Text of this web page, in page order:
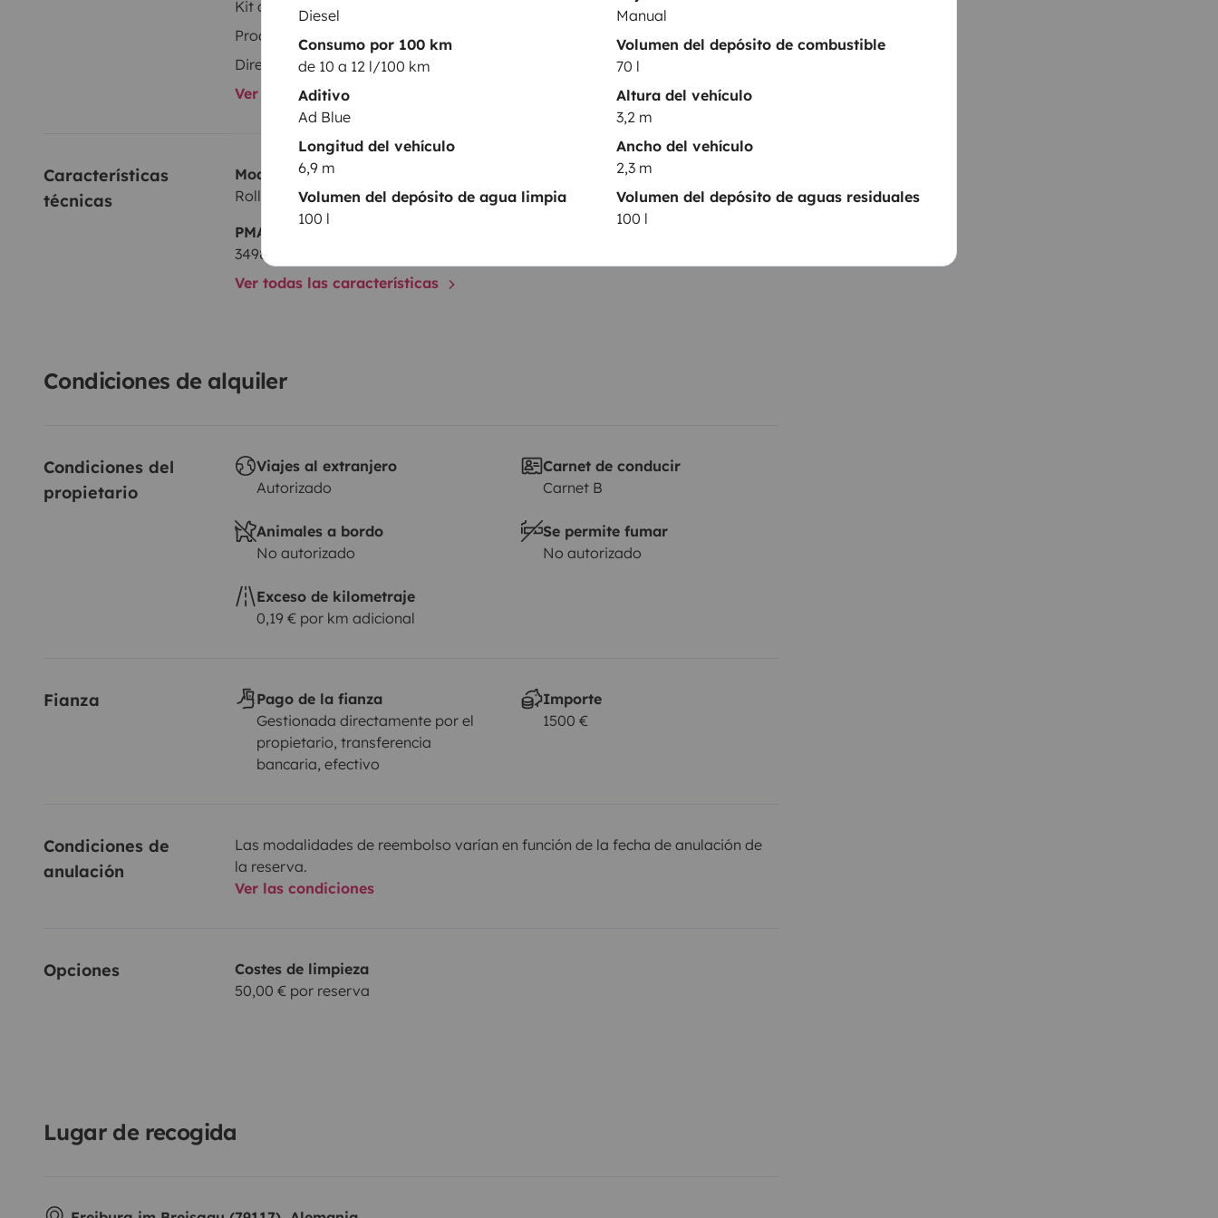
Diesel
Manual
Consumo por 100 km
de 10 a 12 l/100 km
Volumen del depósito de combustible
70 l
Aditivo
Ad Blue
Altura del vehículo
3,2 m
Longitud del vehículo
6,9 m
Ancho del vehículo
2,3 m
Volumen del depósito de agua limpia
100 l
Volumen del depósito de aguas residuales
100 l
Kit de vajilla
Kit de limpieza
Productos de consumo
Dirección asistida
Ver todos los equipamientos
Características
técnicas
Modelo
Roller Team 277 M
Puesta en circulación:
2019
PMA:
3498 kg
Ver todas las características
Condiciones de alquiler
Condiciones del
propietario
Viajes al extranjero
Autorizado
Carnet de conducir
Carnet B
Animales a bordo
No autorizado
Se permite fumar
No autorizado
Exceso de kilometraje
0,19 € por km adicional
Fianza
Pago de la fianza
Gestionada directamente por el
propietario, transferencia
bancaria, efectivo
Importe
1500 €
Condiciones de
anulación
Las modalidades de reembolso varían en función de la fecha de anulación de
la reserva.
Ver las condiciones
Opciones
Costes de limpieza
50,00 € por reserva
Lugar de recogida